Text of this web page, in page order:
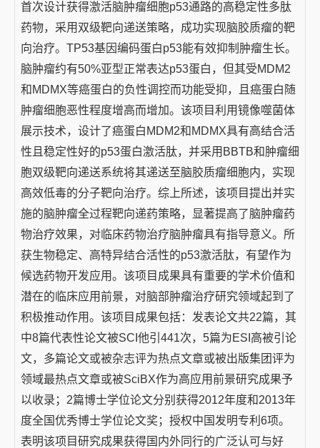
首次设计获得激活脑肿瘤细胞p53通路的高稳定性多肽
药物，采用双级靶向递送策略，成功实现脑胶质瘤的靶
向治疗。TP53基因编码蛋白p53能有效抑制肿瘤生长。
脑肿瘤约有50%亚型正常表达p53蛋白，但其受MDM2
和MDMX等癌蛋白的负性调控而功能受抑，且癌蛋白随
肿瘤细胞恶性程度增高而增加。该项目利用镜像噬菌体
展示技术，设计了癌蛋白MDM2和MDMX具有高结合活
性且稳定性好的p53蛋白激活肽，并采用BBTB和肿瘤细
胞双级靶向递送系统将其递送至脑胶质瘤细胞内，实现
高效低毒的分子靶向治疗。综上所述，该项目提出并实
施的脑肿瘤全过程靶向递药策略，显著提高了脑肿瘤药
物治疗效果，对临床药物治疗脑肿瘤具有指导意义。所
获生物稳定、高特异结合活性的p53激活肽，有望作为
候选药物开发应用。该项目成果具有重要的学术价值和
潜在的临床应用前景，对脑部肿瘤治疗研究领域起到了
积极推动作用。该项目成果包括：发表论文共22篇，其
中8篇代表性论文被SCI他引441次，5篇为ESI高被引论
文，多篇论文或被杂志评为热点文章或被出版集团评为
领域最热点文章或被SciBX作为高应用前景研究成果予
以收录；2篇博士学位论文分别获得2012年度和2013年
度全国优秀博士学位论文奖；授权中国发明专利6项。
表明该项目研究成果获得国内外同行的广泛认可与好